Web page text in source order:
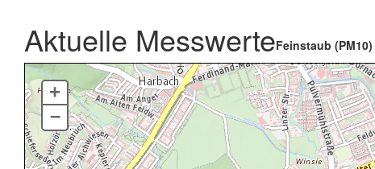
Aktuelle MesswerteFeinstaub (PM10)
+
–